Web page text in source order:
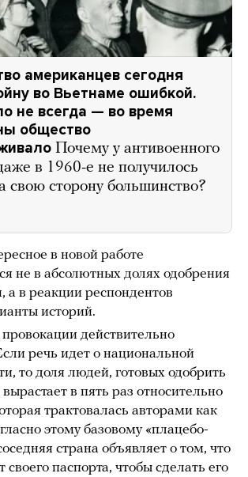
американцев сегодня
во Вьетнаме ошибкой.
не всегда — во время
общество
Почему у антивоенного
в 1960-е не получилось
свою сторону большинство?
в новой работе
не в абсолютных долях одобрения
а в реакции респондентов
историй.
действительно
речь идет о национальной
то доля людей, готовых одобрить
в пять раз относительно
трактовалась авторами как
этому базовому «плацебо-
страна объявляет о том, что
своего паспорта, чтобы сделать его